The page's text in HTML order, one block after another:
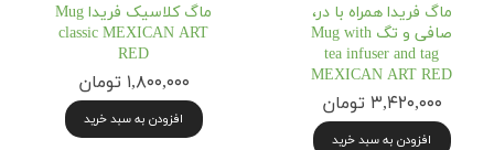
ماگ فریدا همراه با در،
صافی و تگ Mug with
tea infuser and tag
MEXICAN ART RED
۳,۴۲۰,۰۰۰ تومان
افزودن به سبد خرید
ماگ کلاسیک فریدا Mug
classic MEXICAN ART
RED
۱,۸۰۰,۰۰۰ تومان
افزودن به سبد خرید